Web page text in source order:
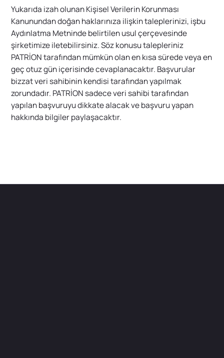
Yukarıda izah olunan Kişisel Verilerin Korunması
Kanunundan doğan haklarınıza ilişkin taleplerinizi, işbu
Aydınlatma Metninde belirtilen usul çerçevesinde
şirketimize iletebilirsiniz. Söz konusu talepleriniz
PATRİON tarafından mümkün olan en kısa sürede veya en
geç otuz gün içerisinde cevaplanacaktır. Başvurular
bizzat veri sahibinin kendisi tarafından yapılmak
zorundadır. PATRİON sadece veri sahibi tarafından
yapılan başvuruyu dikkate alacak ve başvuru yapan
hakkında bilgiler paylaşacaktır.